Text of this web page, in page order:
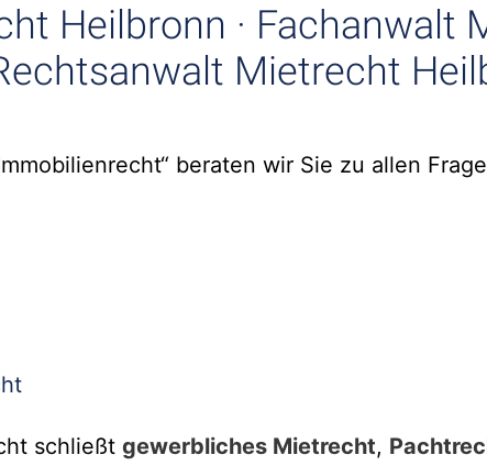
Heilbronn · Fachanwalt
Mietrecht
beraten wir Sie zu allen
schließt gewerbliches Mietrecht,